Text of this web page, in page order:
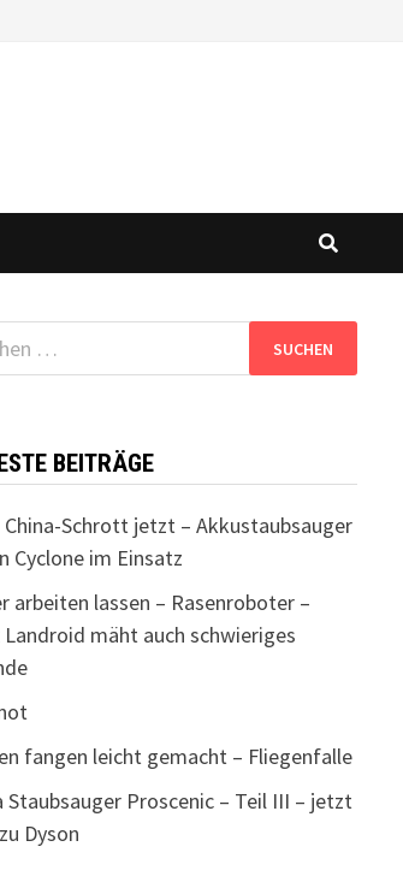
BEITRÄGE
China-Schrott jetzt – Akkustaubsauger
Cyclone im Einsatz
arbeiten lassen – Rasenroboter –
Landroid mäht auch schwieriges
fangen leicht gemacht – Fliegenfalle
Staubsauger Proscenic – Teil III – jetzt
Dyson